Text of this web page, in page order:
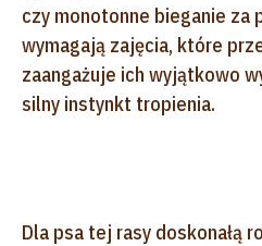
czy monotonne bieganie za
wymagają zajęcia, które
zaangażuje ich wyjątkowo
silny instynkt tropienia.
Dla psa tej rasy doskonałą